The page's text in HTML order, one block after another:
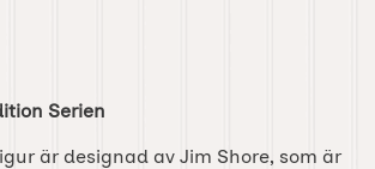
Serien
är designad av Jim Shore, som är